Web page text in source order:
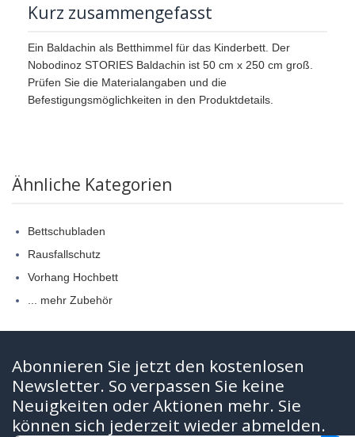
Kurz zusammengefasst
Ein Baldachin als Betthimmel für das Kinderbett. Der
Nobodinoz STORIES Baldachin ist 50 cm x 250 cm groß.
Prüfen Sie die Materialangaben und die
Befestigungsmöglichkeiten in den Produktdetails.
Ähnliche Kategorien
Bettschubladen
Rausfallschutz
Vorhang Hochbett
... mehr Zubehör
Abonnieren Sie jetzt den kostenlosen
Newsletter. So verpassen Sie keine
Neuigkeiten oder Aktionen mehr. Sie
können sich jederzeit wieder abmelden.